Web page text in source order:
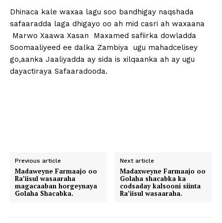
Dhinaca kale waxaa lagu soo bandhigay naqshada
safaaradda laga dhigayo oo ah mid casri ah waxaana
Marwo Xaawa Xasan Maxamed safiirka dowladda
Soomaaliyeed ee dalka Zambiya ugu mahadcelisey
go,aanka Jaaliyadda ay sida is xilqaanka ah ay ugu
dayactiraya Safaaradooda.
Previous article
Madaweyne Farmaajo oo
Ra’iisul wasaaraha
magacaaban horgeynaya
Golaha Shacabka.
Next article
Madaxweyne Farmaajo oo
Golaha shacabka ka
codsaday kalsooni siinta
Ra’iisul wasaaraha.